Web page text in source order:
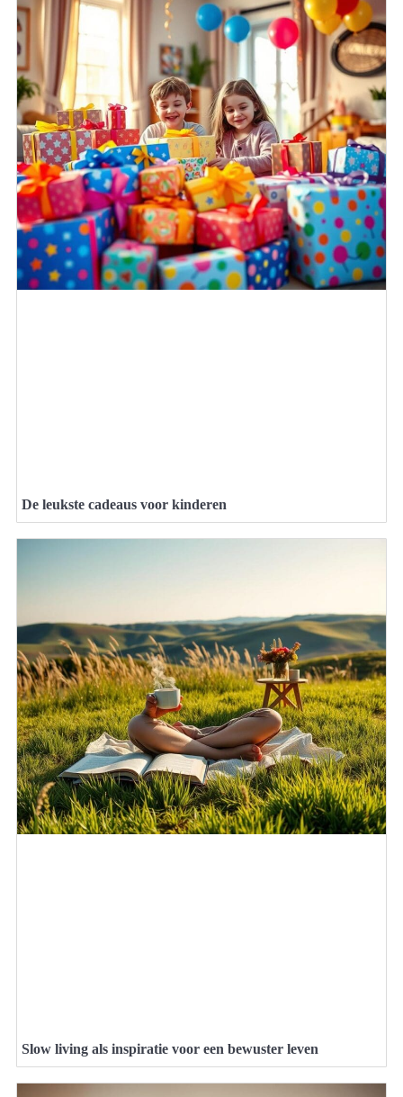
De leukste cadeaus voor kinderen
Slow living als inspiratie voor een bewuster leven